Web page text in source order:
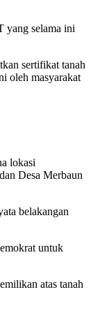
yang selama ini
sertifikat tanah
oleh masyarakat
lokasi
Desa Merbaun
belakangan
untuk
atas tanah